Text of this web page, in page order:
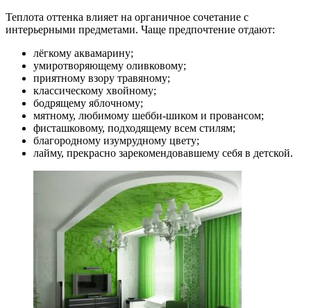
Теплота оттенка влияет на органичное сочетание с
интерьерными предметами. Чаще предпочтение отдают:
лёгкому аквамарину;
умиротворяющему оливковому;
приятному взору травяному;
классическому хвойному;
бодрящему яблочному;
мятному, любимому шебби-шиком и провансом;
фисташковому, подходящему всем стилям;
благородному изумрудному цвету;
лайму, прекрасно зарекомендовавшему себя в детской.